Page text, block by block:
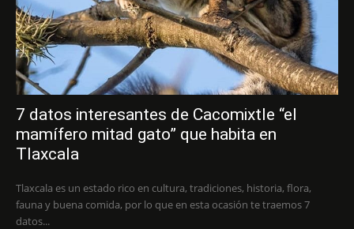
7 datos interesantes de Cacomixtle “el
mamífero mitad gato” que habita en
Tlaxcala
Tlaxcala es un estado rico en cultura, tradiciones, historia, flora,
fauna y buena comida, por lo que en esta ocasión te traemos 7
datos...